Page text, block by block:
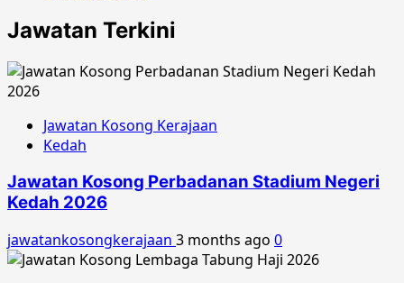
Jawatan Terkini
Jawatan Kosong Kerajaan
Kedah
Jawatan Kosong Perbadanan Stadium Negeri
Kedah 2026
jawatankosongkerajaan 3 months ago 0